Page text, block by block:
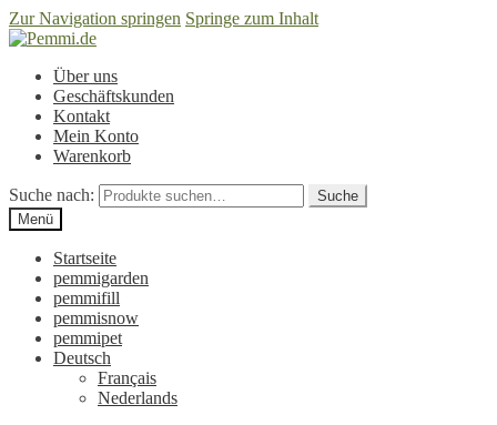
Zur Navigation springen Springe zum Inhalt
Über uns
Geschäftskunden
Kontakt
Mein Konto
Warenkorb
Suche nach:
Suche
Menü
Startseite
pemmigarden
pemmifill
pemmisnow
pemmipet
Deutsch
Français
Nederlands